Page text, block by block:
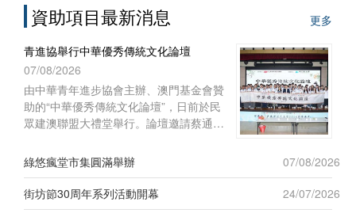
為期七天的文化交流與研習體驗之旅。
利舉行。澳門基金會作為澳門出版界代表
再度參展，攜近年出版的多領域精品圖書
亮相，向內地及各地讀者展現澳門豐富的
出版成果與文化底蘊。
資助項目最新消息
更多
青進協舉行中華優秀傳統文化論壇
07/08/2026
由中華青年進步協會主辦、澳門基金會贊
助的“中華優秀傳統文化論壇”，日前於民
眾建澳聯盟大禮堂舉行。論壇邀請蔡通中
新發展”為題，吸引六十名來自台灣地區
及澳門本地青年踴躍參與，現場互動熱
烈。
綠悠瘋堂市集圓滿舉辦
07/08/2026
街坊節30周年系列活動開幕
24/07/2026